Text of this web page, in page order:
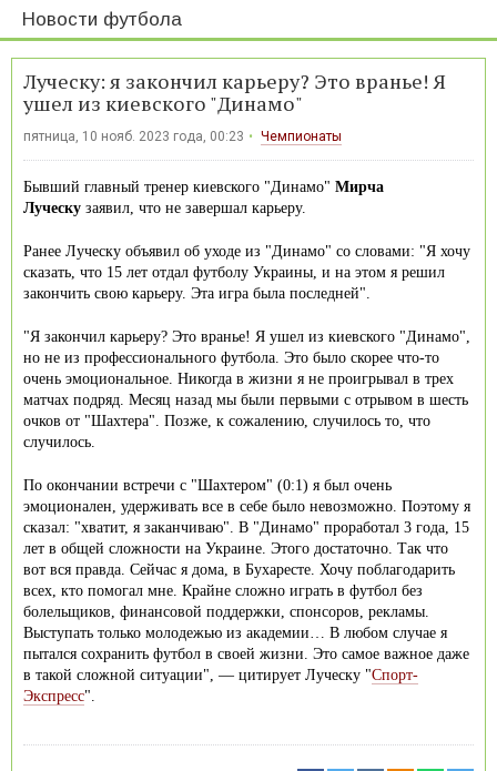
Новости футбола
Луческу: я закончил карьеру? Это вранье! Я
ушел из киевского "Динамо"
пятница, 10 нояб. 2023 года, 00:23 Чемпионаты
Бывший главный тренер киевского "Динамо" Мирча
Луческу заявил, что не завершал карьеру.
Ранее Луческу объявил об уходе из "Динамо" со словами: "Я хочу
сказать, что 15 лет отдал футболу Украины, и на этом я решил
закончить свою карьеру. Эта игра была последней".
"Я закончил карьеру? Это вранье! Я ушел из киевского "Динамо",
но не из профессионального футбола. Это было скорее что-то
очень эмоциональное. Никогда в жизни я не проигрывал в трех
матчах подряд. Месяц назад мы были первыми с отрывом в шесть
очков от "Шахтера". Позже, к сожалению, случилось то, что
случилось.
По окончании встречи с "Шахтером" (0:1) я был очень
эмоционален, удерживать все в себе было невозможно. Поэтому я
сказал: "хватит, я заканчиваю". В "Динамо" проработал 3 года, 15
лет в общей сложности на Украине. Этого достаточно. Так что
вот вся правда. Сейчас я дома, в Бухаресте. Хочу поблагодарить
всех, кто помогал мне. Крайне сложно играть в футбол без
болельщиков, финансовой поддержки, спонсоров, рекламы.
Выступать только молодежью из академии… В любом случае я
пытался сохранить футбол в своей жизни. Это самое важное даже
в такой сложной ситуации", — цитирует Луческу "Спорт-
Экспресс".